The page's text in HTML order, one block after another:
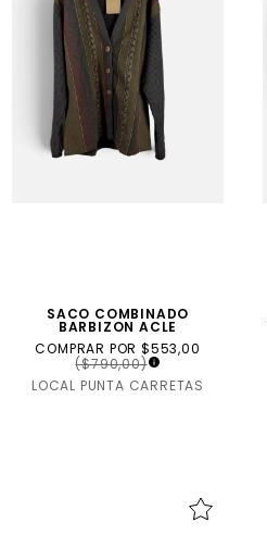
SACO COMBINADO
BARBIZON ACLE
COMPRAR POR $553,00
($790,00)
LOCAL PUNTA CARRETAS